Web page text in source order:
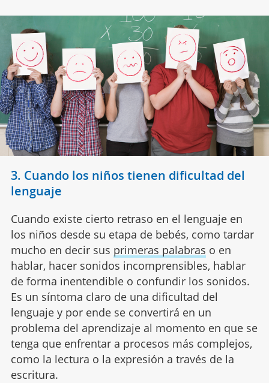
3. Cuando los niños tienen dificultad del
lenguaje
Cuando existe cierto retraso en el lenguaje en
los niños desde su etapa de bebés, como tardar
mucho en decir sus primeras palabras o en
hablar, hacer sonidos incomprensibles, hablar
de forma inentendible o confundir los sonidos.
Es un síntoma claro de una dificultad del
lenguaje y por ende se convertirá en un
problema del aprendizaje al momento en que se
tenga que enfrentar a procesos más complejos,
como la lectura o la expresión a través de la
escritura.